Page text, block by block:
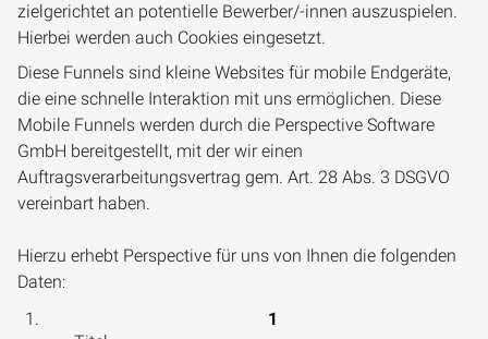
zielgerichtet an potentielle Bewerber/-innen auszuspielen.
Hierbei werden auch Cookies eingesetzt.
Diese Funnels sind kleine Websites für mobile Endgeräte,
die eine schnelle Interaktion mit uns ermöglichen. Diese
Mobile Funnels werden durch die Perspective Software
GmbH bereitgestellt, mit der wir einen
Auftragsverarbeitungsvertrag gem. Art. 28 Abs. 3 DSGVO
vereinbart haben.
Hierzu erhebt Perspective für uns von Ihnen die folgenden
Daten: